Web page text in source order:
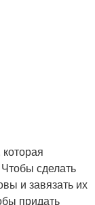
сделать
и завязать их
придать